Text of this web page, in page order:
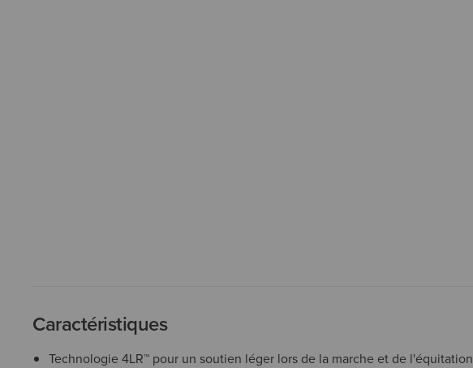
Caractéristiques
Technologie 4LR™ pour un soutien léger lors de la marche et de l'équitation